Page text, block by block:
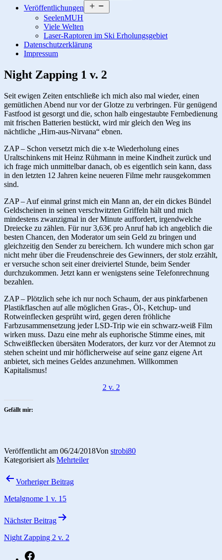
Veröffentlichungen
öffnen
SeelenMUH
Viele Welten
Laser-Raptoren im Ski Erholungsgebiet
Datenschutzerklärung
Impressum
Night Zapping 1 v. 2
Seit ewigen Zeiten entschließe ich mich also mal wieder, einen
gemütlichen Abend nur vor der Glotze zu verbringen. Für genügend
Fastfood ist gesorgt und die, schon halb eingestaubte Fernbedienung
mit frischen Batterien bestückt, wird mir gleich den Weg ins
nächtliche „Hirn-aus-Nirvana“ ebnen.
ZAP – Schon versetzt mich die x-te Wiederholung eines
Uraltschinkens mit Heinz Rühmann in meine Kindheit zurück und
ich frage mich unmittelbar danach, ob es eigentlich sein kann, dass
in den letzten 12 Jahren keine neueren Filme mehr rausgekommen
sind.
ZAP – Auf einmal grinst mich ein Mann an, der ein dickes Bündel
Geldscheinen in seinen verschwitzten Griffeln hält und mich
mindestens zwanzigmal in der Minute auffordert, irgendwelche
Dreiecke zu zählen. Für nur 3,63€ pro Anruf hab ich angeblich die
besten Chancen, den Moderator um sein Geld zu bringen und
gleichzeitig den Sender zu bereichern. Ich wundere mich schon gar
nicht mehr über die Freudenschreie des Gewinners, der stolz erzählt,
er versuche schon seit einer dreiviertel Stunde, beim Sender
durchzukommen. Jetzt kann er wenigstens seine Telefonrechnung
bezahlen.
ZAP – Plötzlich sehe ich nur noch Schaum, der aus pinkfarbenen
Plastikflaschen auf alle möglichen Gras-, Öl-, Ketchup- und
Rotweinflecken gesprüht wird, gegen deren fröhliche
Farbzusammensetzung jeder LSD-Trip wie ein schwarz-weiß Film
wirken muss. Dazu eine mehr als euphorische Stimme eines, mit
Schweißflecken übersäten Moderators, der kurz vor der Atemnot zu
stehen scheint und mir höflicherweise auf seine ganz eigene Art
anbietet, sich meines Geldes anzunehmen. Willkommen
Kapitalismus!
2 v. 2
Gefällt mir:
Veröffentlicht am 06/24/2018Von strobi80
Kategorisiert als Mehrteiler
Beitragsnavigation
Vorheriger Beitrag
Metalgnome 1 v. 15
Nächster Beitrag
Night Zapping 2 v. 2